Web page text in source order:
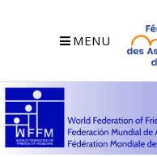
MENU